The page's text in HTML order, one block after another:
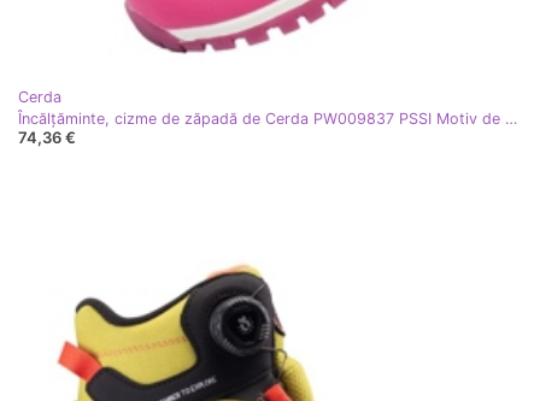
Cerda
Încălțăminte, cizme de zăpadă de Cerda PW009837 PSSI Motiv de patrulare roz
74,36 €